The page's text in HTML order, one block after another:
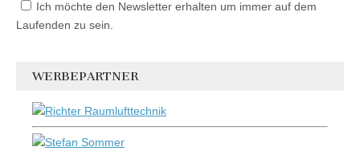
Ich möchte den Newsletter erhalten um immer auf dem
Laufenden zu sein.
WERBEPARTNER